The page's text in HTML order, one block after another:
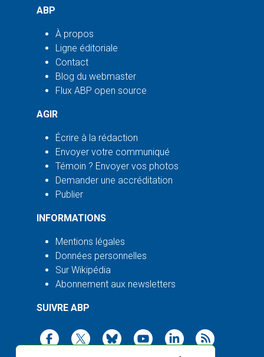
ABP
À propos
Ligne éditoriale
Contact
Blog du webmaster
Flux ABP open source
AGIR
Écrire à la rédaction
Envoyer votre communiqué
Témoin ? Envoyer vos photos
Demander une accréditation
Publier
INFORMATIONS
Mentions légales
Données personnelles
Sur Wikipédia
Abonnement aux newsletters
SUIVRE ABP